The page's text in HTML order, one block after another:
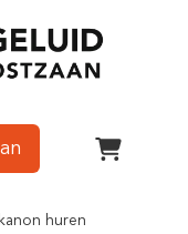
huren